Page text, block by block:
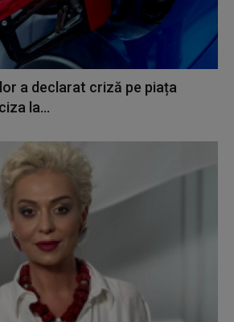
a declarat criză pe piața
la...